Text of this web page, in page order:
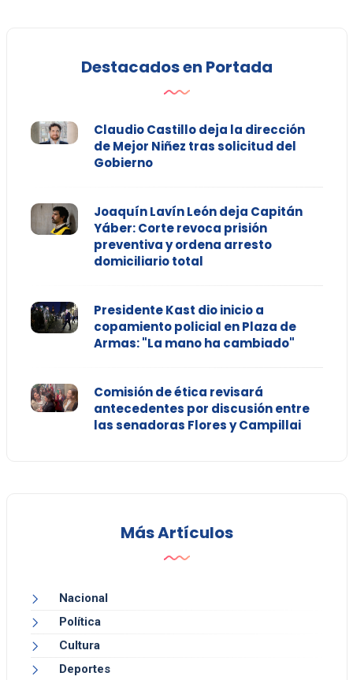
Destacados en Portada
Claudio Castillo deja la dirección
de Mejor Niñez tras solicitud del
Gobierno
Joaquín Lavín León deja Capitán
Yáber: Corte revoca prisión
preventiva y ordena arresto
domiciliario total
Presidente Kast dio inicio a
copamiento policial en Plaza de
Armas: "La mano ha cambiado"
Comisión de ética revisará
antecedentes por discusión entre
las senadoras Flores y Campillai
Más Artículos
Nacional
Política
Cultura
Deportes